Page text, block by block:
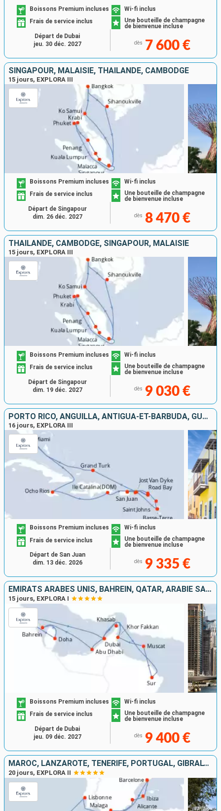
Boissons Premium incluses
Wi-fi inclus
Frais de service inclus
Une bouteille de champagne
de bienvenue incluse
dès 7 600 €
Départ de Dubai
jeu. 30 déc. 2027
SINGAPOUR, MALAISIE, THAÏLANDE, CAMBODGE
15 jours, EXPLORA III
Boissons Premium incluses
Wi-fi inclus
Frais de service inclus
Une bouteille de champagne
de bienvenue incluse
dès 8 470 €
Départ de Singapour
dim. 26 déc. 2027
THAÏLANDE, CAMBODGE, SINGAPOUR, MALAISIE
15 jours, EXPLORA III
Boissons Premium incluses
Wi-fi inclus
Frais de service inclus
Une bouteille de champagne
de bienvenue incluse
dès 9 030 €
Départ de Singapour
dim. 19 déc. 2027
PORTO RICO, ANGUILLA, ANTIGUA-ET-BARBUDA, GUADELOUPE, ÎLES TURQUES-ET-CAÏQUES, JAMAÏQUE, RÉPUBLIQUE DOMINICAINE, JOST VAN DYKE, SAINT-MARTIN, ÉTATS-UNIS
16 jours, EXPLORA III
Boissons Premium incluses
Wi-fi inclus
Frais de service inclus
Une bouteille de champagne
de bienvenue incluse
dès 9 335 €
Départ de San Juan
dim. 13 déc. 2026
EMIRATS ARABES UNIS, BAHREIN, QATAR, ARABIE SAOUDITE, OMAN
15 jours, EXPLORA I
Boissons Premium incluses
Wi-fi inclus
Frais de service inclus
Une bouteille de champagne
de bienvenue incluse
dès 9 400 €
Départ de Dubai
jeu. 09 déc. 2027
MAROC, LANZAROTE, TENERIFE, PORTUGAL, GIBRALTAR, IBIZA, ESPAGNE
20 jours, EXPLORA II